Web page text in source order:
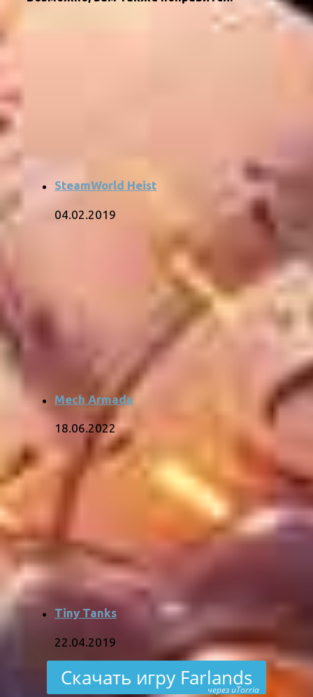
SteamWorld Heist
04.02.2019
Mech Armada
18.06.2022
Tiny Tanks
22.04.2019
Скачать игру Farlands
через uTorria